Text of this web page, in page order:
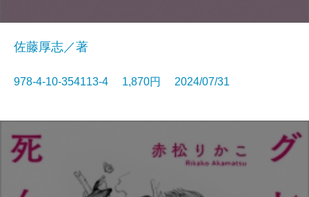
佐藤厚志／著
978-4-10-354113-4 1,870円 2024/07/31